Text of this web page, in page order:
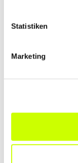
Statistiken
Marketing